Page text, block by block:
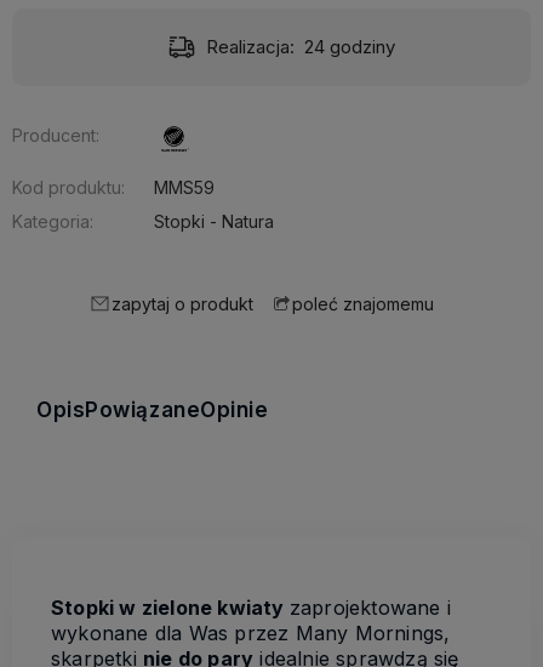
Realizacja: 24 godziny
Producent:
Kod produktu:
MMS59
Kategoria:
Stopki - Natura
zapytaj o produkt poleć znajomemu
OpisPowiązaneOpinie
Stopki w zielone kwiaty zaprojektowane i
wykonane dla Was przez Many Mornings,
skarpetki nie do pary idealnie sprawdzą się